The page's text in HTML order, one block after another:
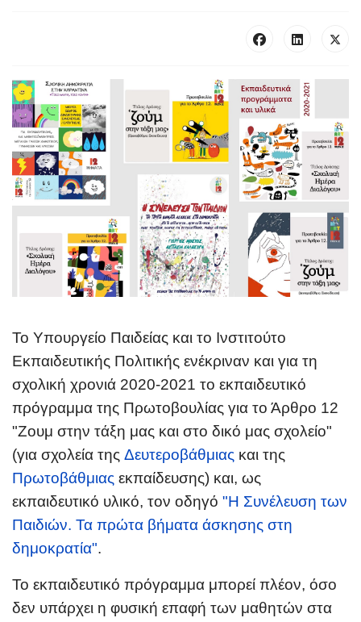
Το Υπουργείο Παιδείας και το Ινστιτούτο
Εκπαιδευτικής Πολιτικής ενέκριναν και για τη
σχολική χρονιά 2020-2021 το εκπαιδευτικό
πρόγραμμα της Πρωτοβουλίας για το Άρθρο 12
"Ζουμ στην τάξη μας και στο δικό μας σχολείο"
(για σχολεία της Δευτεροβάθμιας και της
Πρωτοβάθμιας εκπαίδευσης) και, ως
εκπαιδευτικό υλικό, τον οδηγό "Η Συνέλευση των
Παιδιών. Τα πρώτα βήματα άσκησης στη
δημοκρατία".
Το εκπαιδευτικό πρόγραμμα μπορεί πλέον, όσο
δεν υπάρχει η φυσική επαφή των μαθητών στα